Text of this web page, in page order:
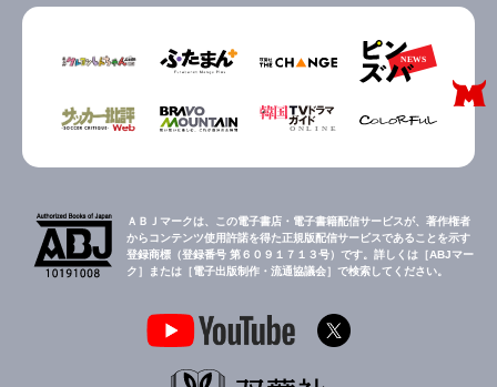
ＡＢＪマークは、この電子書店・電子書籍配信サービスが、著作権者
からコンテンツ使用許諾を得た正規版配信サービスであることを示す
登録商標（登録番号 第６０９１７１３号）です。詳しくは［ABJマー
ク］または［電子出版制作・流通協議会］で検索してください。